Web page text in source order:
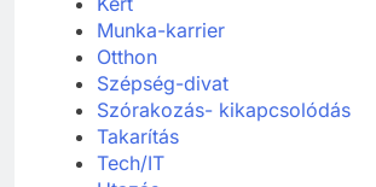
Munka-karrier
Otthon
Szépség-divat
Szórakozás- kikapcsolódás
Takarítás
Tech/IT